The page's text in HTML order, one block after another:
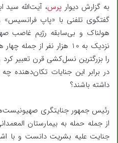
به گزارش دیوار پرس، آیت‌الله سید
گفتگوی تلفنی با «پاپ فرانسیس»
هولناک و بی‌سابقه رژیم غاصب
نزدیک به 10 هزار نفر از
را بزرگترین نسل‌کشی قرن تعبیر
در برابر این جنایات تکان‌دهنده
داشته باشند؟
رئیس جمهور جنایتگری
از جمله حمله به بیمارستان
جنایت علیه بشریت دانست و با